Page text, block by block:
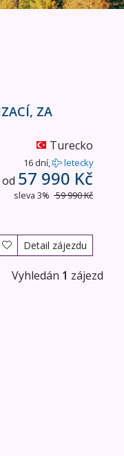
ZA
Turecko
16 dní, letecky
od 57 990 Kč
sleva 3% 59 990 Kč
Detail zájezdu
Vyhledán 1 zájezd